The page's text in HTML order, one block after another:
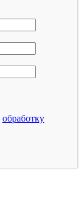
обработку